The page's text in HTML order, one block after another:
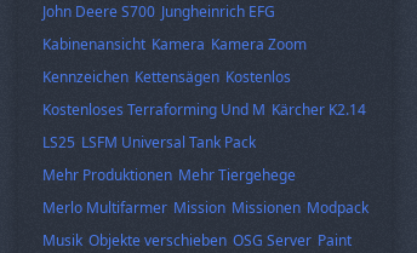
John Deere S700 Jungheinrich EFG
Kabinenansicht Kamera Kamera Zoom
Kennzeichen Kettensägen Kostenlos
Kostenloses Terraforming Und M Kärcher K2.14
LS25 LSFM Universal Tank Pack
Mehr Produktionen Mehr Tiergehege
Merlo Multifarmer Mission Missionen Modpack
Musik Objekte verschieben OSG Server Paint